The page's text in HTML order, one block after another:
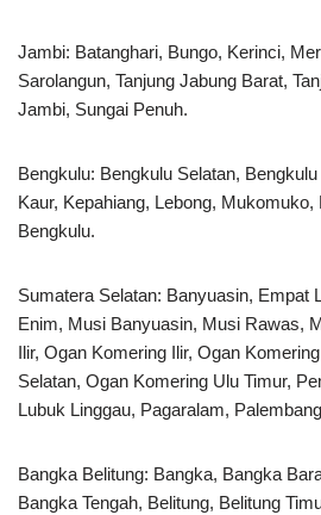
Jambi: Batanghari, Bungo, Kerinci,
Sarolangun, Tanjung Jabung Barat,
Jambi, Sungai Penuh.
Bengkulu: Bengkulu Selatan,
Kaur, Kepahiang, Lebong, Mukomuko,
Bengkulu.
Sumatera Selatan: Banyuasin, Empat
Enim, Musi Banyuasin, Musi Rawas,
Ilir, Ogan Komering Ilir, Ogan
Selatan, Ogan Komering Ulu Timur,
Lubuk Linggau, Pagaralam,
Bangka Belitung: Bangka, Bangka
Bangka Tengah, Belitung, Belitung